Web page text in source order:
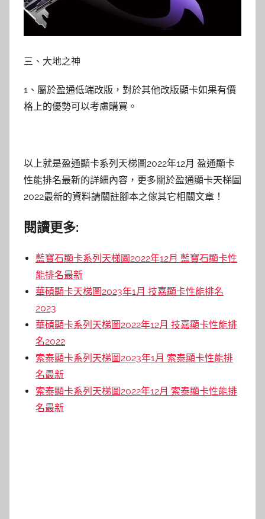
三、大地之神
1、屬於盈通低端改版，對於其他改版顯卡如果有價
格上的優勢可以考慮購買。
以上就是盈通顯卡系列天梯圖2022年12月 盈通顯卡
性能排名最新的詳細內容，更多關於盈通顯卡天梯圖
2022最新的資料請關註腳本之傢其它相關文章！
閱讀更多:
藍寶石顯卡系列天梯圖2022年12月 藍寶石顯卡性
能排名最新
華碩顯卡天梯圖2023年1月 技嘉顯卡性能排名
2023
華碩顯卡系列天梯圖2022年12月 技嘉顯卡性能排
名2022
索泰顯卡系列天梯圖2023年1月 索泰顯卡性能排
名最新
索泰顯卡系列天梯圖2022年12月 索泰顯卡性能排
名最新